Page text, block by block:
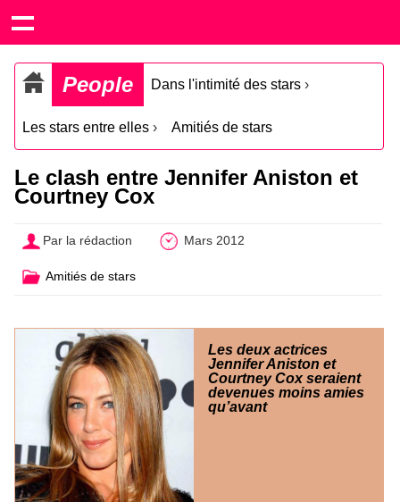
People Dans l'intimité des stars ›
Les stars entre elles › Amitiés de stars
Le clash entre Jennifer Aniston et
Courtney Cox
Par la rédaction Mars 2012
Amitiés de stars
Les deux actrices
Jennifer Aniston et
Courtney Cox seraient
devenues moins amies
qu’avant